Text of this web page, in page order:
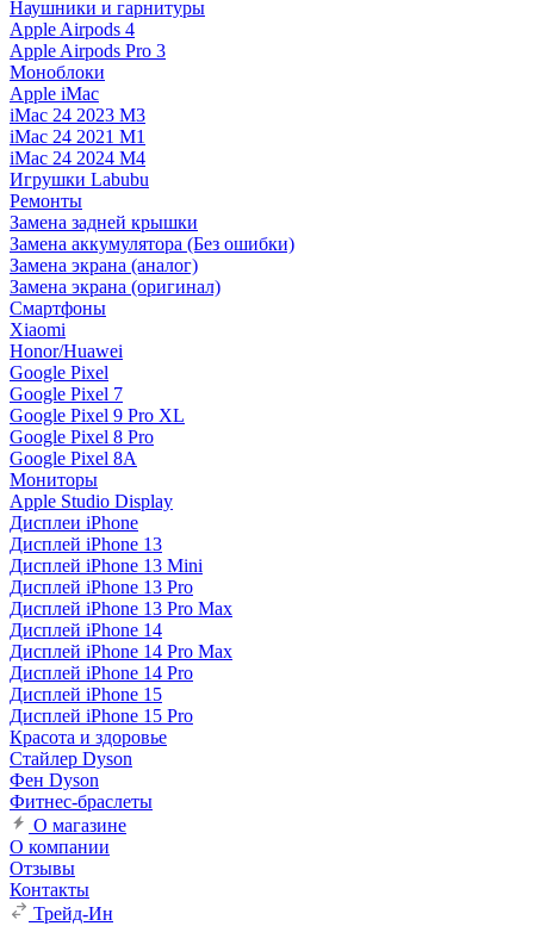
Наушники и гарнитуры
Apple Airpods 4
Apple Airpods Pro 3
Моноблоки
Apple iMac
iMac 24 2023 M3
iMac 24 2021 M1
iMac 24 2024 M4
Игрушки Labubu
Ремонты
Замена задней крышки
Замена аккумулятора (Без ошибки)
Замена экрана (аналог)
Замена экрана (оригинал)
Смартфоны
Xiaomi
Honor/Huawei
Google Pixel
Google Pixel 7
Google Pixel 9 Pro XL
Google Pixel 8 Pro
Google Pixel 8A
Мониторы
Apple Studio Display
Дисплеи iPhone
Дисплей iPhone 13
Дисплей iPhone 13 Mini
Дисплей iPhone 13 Pro
Дисплей iPhone 13 Pro Max
Дисплей iPhone 14
Дисплей iPhone 14 Pro Max
Дисплей iPhone 14 Pro
Дисплей iPhone 15
Дисплей iPhone 15 Pro
Красота и здоровье
Стайлер Dyson
Фен Dyson
Фитнес-браслеты
О магазине
О компании
Отзывы
Контакты
Трейд-Ин